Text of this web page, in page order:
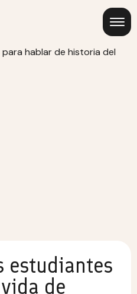
para hablar de historia del
estudiantes
de